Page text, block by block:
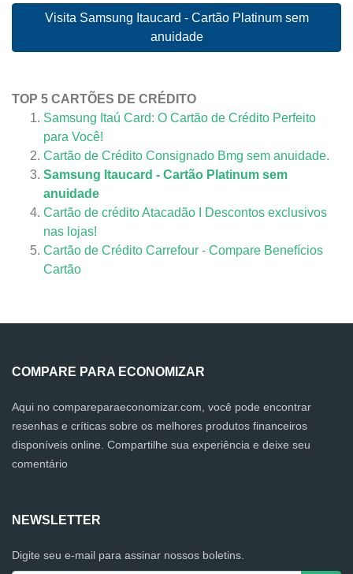
Visita Samsung Itaucard - Cartão Platinum sem
anuidade
TOP 5 CARTÕES DE CRÉDITO
Samsung Itaú Card: O Cartão de Crédito Perfeito
para Você!
Cartão de Crédito Consignado Bmg sem anuidade.
Samsung Itaucard - Cartão Platinum sem
anuidade
Cartão de crédito Atacadão I Descontos exclusivos
nas lojas!
Cartão de Crédito Carrefour - Compare Benefícios
Cartão
COMPARE PARA ECONOMIZAR
Aqui no compareparaeconomizar.com, você pode encontrar
resenhas e críticas sobre os melhores produtos financeiros
disponíveis online. Compartilhe sua experiência e deixe seu
comentário
NEWSLETTER
Digite seu e-mail para assinar nossos boletins.